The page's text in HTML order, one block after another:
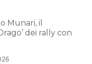
Munari, il
dei rally con